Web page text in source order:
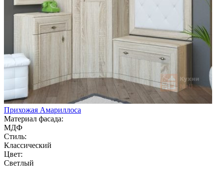
Прихожая Амариллоса
Материал фасада:
МДФ
Стиль:
Классический
Цвет:
Светлый